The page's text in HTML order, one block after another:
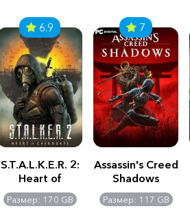
6.9
S.T.A.L.K.E.R. 2:
Heart of
Chernobyl -
Ultimate Edition
Размер: 170 GB
7
Assassin's Creed
Shadows
Размер: 117 GB